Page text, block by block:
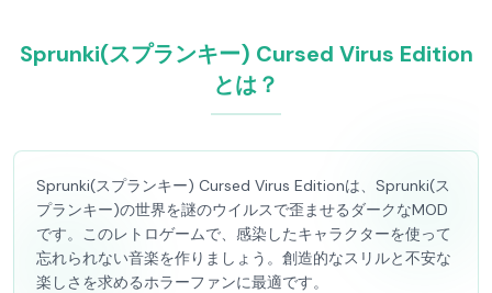
Sprunki(スプランキー) Cursed Virus Edition
とは？
Sprunki(スプランキー) Cursed Virus Editionは、Sprunki(ス
プランキー)の世界を謎のウイルスで歪ませるダークなMOD
です。このレトロゲームで、感染したキャラクターを使って
忘れられない音楽を作りましょう。創造的なスリルと不安な
楽しさを求めるホラーファンに最適です。